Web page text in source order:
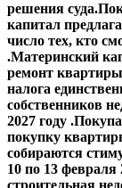
решения суда.
капитал
число тех, кто
.Материнский
ремонт
налога
собственников
2027 году .
покупку
собираются
10 по 13
строительная